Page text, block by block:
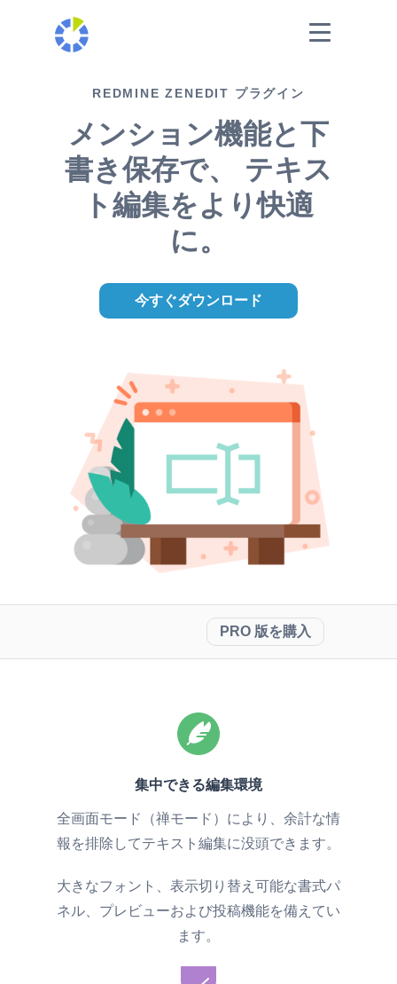
REDMINE ZENEDIT プラグイン
メンション機能と下
書き保存で、 テキス
ト編集をより快適
に。
今すぐダウンロード
PRO 版を購入
集中できる編集環境
全画面モード（禅モード）により、余計な情
報を排除してテキスト編集に没頭できます。
大きなフォント、表示切り替え可能な書式パ
ネル、プレビューおよび投稿機能を備えてい
ます。